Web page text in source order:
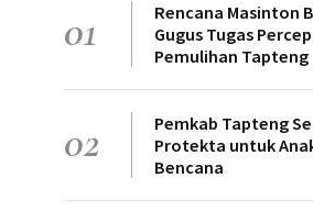
01
Rencana Masinton
Gugus Tugas
Pemulihan Tapteng
02
Pemkab Tapteng
Protekta untuk
Bencana